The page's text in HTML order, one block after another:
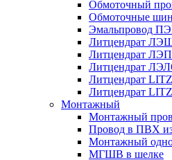
Обмоточный
Обмоточные
Эмальпровод
Литцендрат
Литцендрат
Литцендрат
Литцендрат
Литцендрат
Монтажный
Монтажный
Провод в ПВХ
Монтажный
МГШВ в шелке